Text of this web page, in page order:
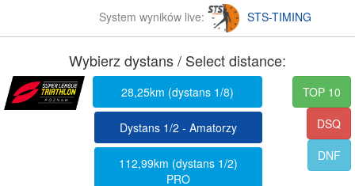
System wyników live: STS-TIMING
Wybierz dystans / Select distance:
28,25km (dystans 1/8)
Dystans 1/2 - Amatorzy
112,99km (dystans 1/2)
PRO
TOP 10
DSQ
DNF